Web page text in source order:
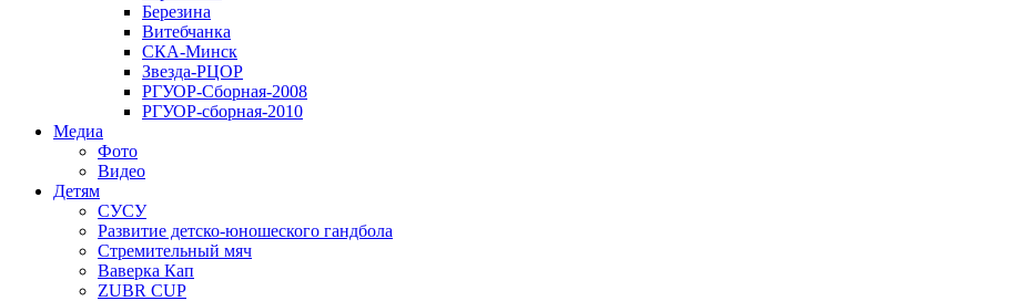
Березина
Витебчанка
СКА-Минск
Звезда-РЦОР
РГУОР-Сборная-2008
РГУОР-сборная-2010
Медиа
Фото
Видео
Детям
СУСУ
Развитие детско-юношеского гандбола
Стремительный мяч
Ваверка Кап
ZUBR CUP